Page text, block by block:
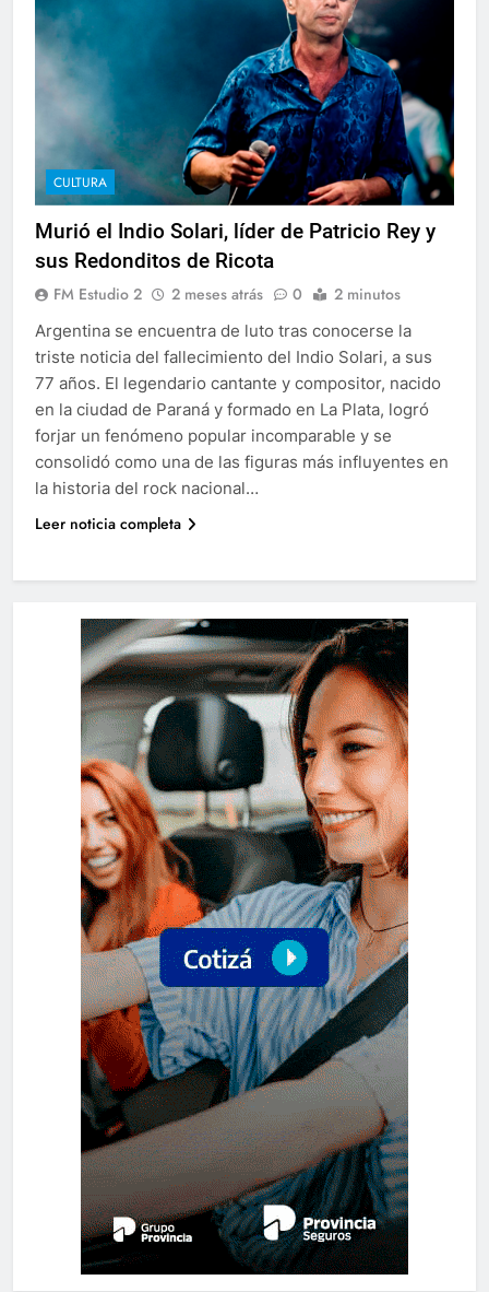
CULTURA
Murió el Indio Solari, líder de Patricio Rey y
sus Redonditos de Ricota
FM Estudio 2 2 meses atrás 0 2 minutos
Argentina se encuentra de luto tras conocerse la
triste noticia del fallecimiento del Indio Solari, a sus
77 años. El legendario cantante y compositor, nacido
en la ciudad de Paraná y formado en La Plata, logró
forjar un fenómeno popular incomparable y se
consolidó como una de las figuras más influyentes en
la historia del rock nacional…
Leer noticia completa